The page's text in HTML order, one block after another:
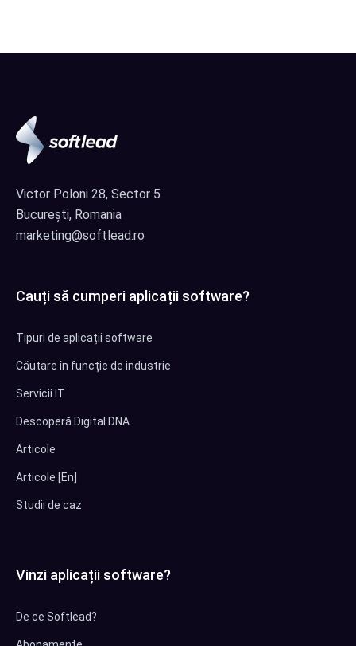
Victor Poloni 28, Sector 5
București, Romania
marketing@softlead.ro
Cauți să cumperi aplicații software?
Tipuri de aplicații software
Căutare în funcție de industrie
Servicii IT
Descoperă Digital DNA
Articole
Articole [En]
Studii de caz
Vinzi aplicații software?
De ce Softlead?